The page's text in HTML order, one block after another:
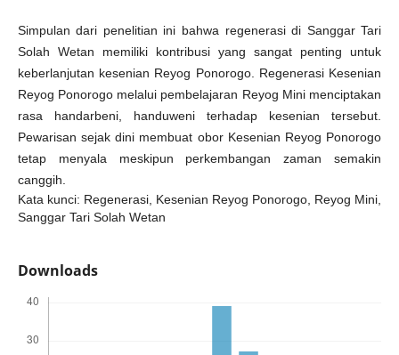
Simpulan dari penelitian ini bahwa regenerasi di Sanggar Tari
Solah Wetan memiliki kontribusi yang sangat penting untuk
keberlanjutan kesenian Reyog Ponorogo. Regenerasi Kesenian
Reyog Ponorogo melalui pembelajaran Reyog Mini menciptakan
rasa handarbeni, handuweni terhadap kesenian tersebut.
Pewarisan sejak dini membuat obor Kesenian Reyog Ponorogo
tetap menyala meskipun perkembangan zaman semakin
canggih.
Kata kunci: Regenerasi, Kesenian Reyog Ponorogo, Reyog Mini,
Sanggar Tari Solah Wetan
Downloads